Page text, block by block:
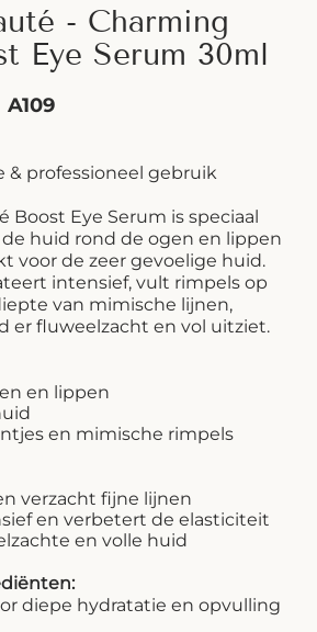
- Charming
Eye Serum 30ml
A109
& professioneel gebruik
Boost Eye Serum is speciaal
huid rond de ogen en lippen
voor de zeer gevoelige huid.
intensief, vult rimpels op
van mimische lijnen,
er fluweelzacht en vol uitziet.
en lippen
en mimische rimpels
verzacht fijne lijnen
en verbetert de elasticiteit
en volle huid
diepe hydratatie en opvulling